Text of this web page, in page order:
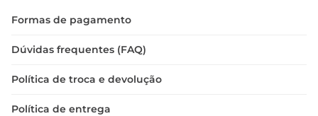
Formas de pagamento
Dúvidas frequentes (FAQ)
Política de troca e devolução
Política de entrega